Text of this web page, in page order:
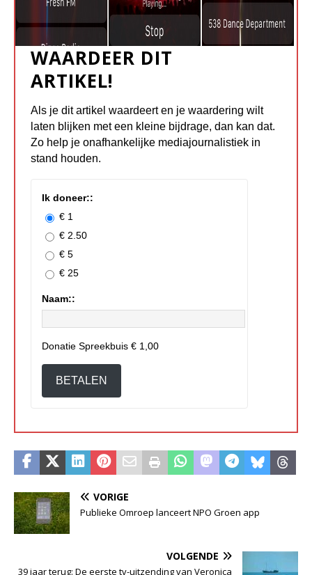
WAARDEER DIT
ARTIKEL!
Als je dit artikel waardeert en je waardering wilt
laten blijken met een kleine bijdrage, dan kan dat.
Zo help je onafhankelijke mediajournalistiek in
stand houden.
Ik doneer::
€ 1
€ 2.50
€ 5
€ 25
Naam::
Donatie Spreekbuis € 1,00
BETALEN
VORIGE
Publieke Omroep lanceert NPO Groen app
VOLGENDE
39 jaar terug: De eerste tv-uitzending van Veronica